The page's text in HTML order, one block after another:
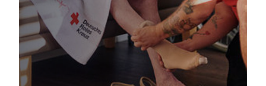
Kochen oder Essen bereitstellen
Gartenarbeitt (z.B. Rasen mähen,
Pflanzenpflegen)